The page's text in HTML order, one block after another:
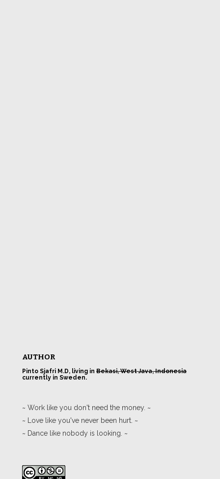
AUTHOR
Pinto Sjafri M.D, living in Bekasi, West Java, Indonesia
currently in Sweden.
~ Work like you don't need the money. ~
~ Love like you've never been hurt. ~
~ Dance like nobody is looking. ~